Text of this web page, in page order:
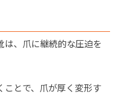
、爪に継続的な圧迫を
ことで、爪が厚く変形す